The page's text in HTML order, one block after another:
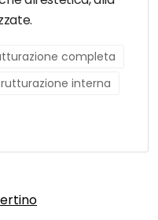
completa
interna